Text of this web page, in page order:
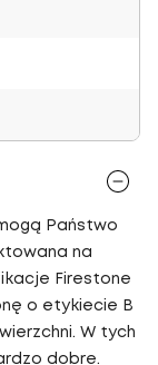
Państwo
na
Firestone
o etykiecie B
W tych
dobre.